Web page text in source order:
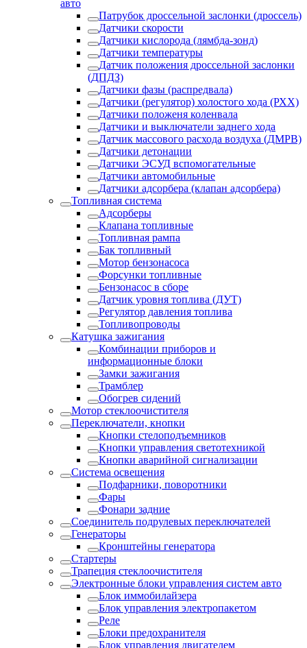
авто
Патрубок дроссельной заслонки (дроссель)
Датчики скорости
Датчики кислорода (лямбда-зонд)
Датчики температуры
Датчик положения дроссельной заслонки
(ДПДЗ)
Датчики фазы (распредвала)
Датчики (регулятор) холостого хода (РХХ)
Датчики положеня коленвала
Датчики и выключатели заднего хода
Датчик массового расхода воздуха (ДМРВ)
Датчики детонации
Датчики ЭСУД вспомогательные
Датчики автомобильные
Датчики адсорбера (клапан адсорбера)
Топливная система
Адсорберы
Клапана топливные
Топливная рампа
Бак топливный
Мотор бензонасоса
Форсунки топливные
Бензонасос в сборе
Датчик уровня топлива (ДУТ)
Регулятор давления топлива
Топливопроводы
Катушка зажигания
Комбинации приборов и
информационные блоки
Замки зажигания
Трамблер
Обогрев сидений
Мотор стеклоочистителя
Переключатели, кнопки
Кнопки стелоподъемников
Кнопки управления светотехникой
Кнопки аварийной сигнализации
Система освещения
Подфарники, поворотники
Фары
Фонари задние
Соединитель подрулевых переключателей
Генераторы
Кронштейны генератора
Стартеры
Трапеция стеклоочистителя
Электронные блоки управления систем авто
Блок иммобилайзера
Блок управления электропакетом
Реле
Блоки предохранителя
Блок управления двигателем